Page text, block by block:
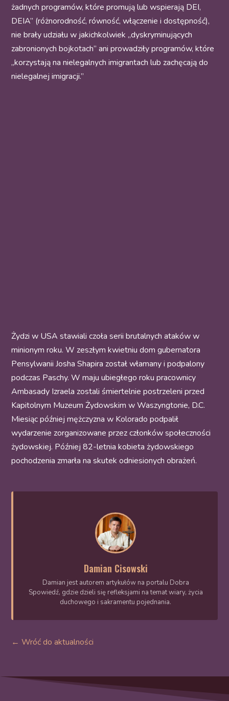
żadnych programów, które promują lub wspierają DEI,
DEIA” (różnorodność, równość, włączenie i dostępność),
nie brały udziału w jakichkolwiek „dyskryminujących
zabronionych bojkotach” ani prowadziły programów, które
„korzystają na nielegalnych imigrantach lub zachęcają do
nielegalnej imigracji.”
Żydzi w USA stawiali czoła serii brutalnych ataków w
minionym roku. W zeszłym kwietniu dom gubernatora
Pensylwanii Josha Shapira został włamany i podpalony
podczas Paschy. W maju ubiegłego roku pracownicy
Ambasady Izraela zostali śmiertelnie postrzeleni przed
Kapitolnym Muzeum Żydowskim w Waszyngtonie, D.C.
Miesiąc później mężczyzna w Kolorado podpalił
wydarzenie zorganizowane przez członków społeczności
żydowskiej. Później 82-letnia kobieta żydowskiego
pochodzenia zmarła na skutek odniesionych obrażeń.
Damian Cisowski
Damian jest autorem artykułów na portalu Dobra
Spowiedź, gdzie dzieli się refleksjami na temat wiary, życia
duchowego i sakramentu pojednania.
← Wróć do aktualności